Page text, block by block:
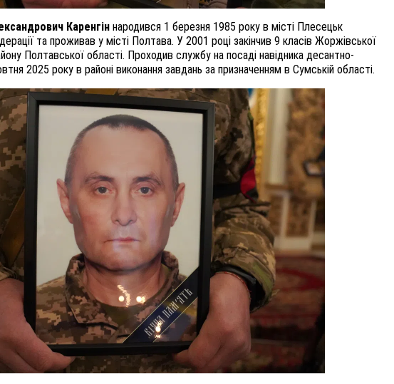
Каренгін народився 1 березня 1985 року в місті Плесецьк
та проживав у місті Полтава. У 2001 році закінчив 9 класів Жоржівської
Полтавської області. Проходив службу на посаді навідника десантно-
2025 року в районі виконання завдань за призначенням в Сумській області.